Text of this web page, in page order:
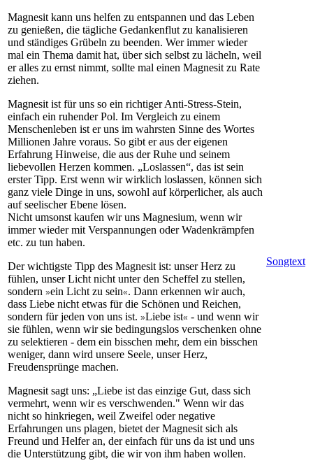
Magnesit kann uns helfen zu entspannen und das Leben
zu genießen, die tägliche Gedankenflut zu kanalisieren
und ständiges Grübeln zu beenden. Wer immer wieder
mal ein Thema damit hat, über sich selbst zu lächeln, weil
er alles zu ernst nimmt, sollte mal einen Magnesit zu Rate
ziehen.
Magnesit ist für uns so ein richtiger Anti-Stress-Stein,
einfach ein ruhender Pol. Im Vergleich zu einem
Menschenleben ist er uns im wahrsten Sinne des Wortes
Millionen Jahre voraus. So gibt er aus der eigenen
Erfahrung Hinweise, die aus der Ruhe und seinem
liebevollen Herzen kommen. „Loslassen“, das ist sein
erster Tipp. Erst wenn wir wirklich loslassen, können sich
ganz viele Dinge in uns, sowohl auf körperlicher, als auch
auf seelischer Ebene lösen.
Nicht umsonst kaufen wir uns Magnesium, wenn wir
immer wieder mit Verspannungen oder Wadenkrämpfen
etc. zu tun haben.
Der wichtigste Tipp des Magnesit ist: unser Herz zu
fühlen, unser Licht nicht unter den Scheffel zu stellen,
sondern »ein Licht zu sein«. Dann erkennen wir auch,
dass Liebe nicht etwas für die Schönen und Reichen,
sondern für jeden von uns ist. »Liebe ist« - und wenn wir
sie fühlen, wenn wir sie bedingungslos verschenken ohne
zu selektieren - dem ein bisschen mehr, dem ein bisschen
weniger, dann wird unsere Seele, unser Herz,
Freudensprünge machen.
Magnesit sagt uns: „Liebe ist das einzige Gut, dass sich
vermehrt, wenn wir es verschwenden." Wenn wir das
nicht so hinkriegen, weil Zweifel oder negative
Erfahrungen uns plagen, bietet der Magnesit sich als
Freund und Helfer an, der einfach für uns da ist und uns
die Unterstützung gibt, die wir von ihm haben wollen.
Songtext